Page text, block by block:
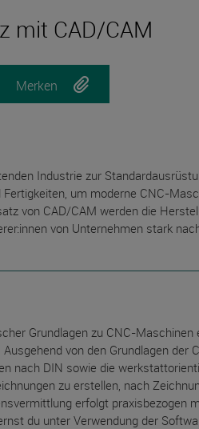
mit CAD/CAM
Merken
Industrie zur
um moderne CNC-
von CAD/CAM werden die
von Unternehmen stark
Grundlagen zu CNC-Maschinen
von den Grundlagen der
nach DIN sowie die
zu erstellen, nach
erfolgt praxisbezogen
du unter Verwendung der